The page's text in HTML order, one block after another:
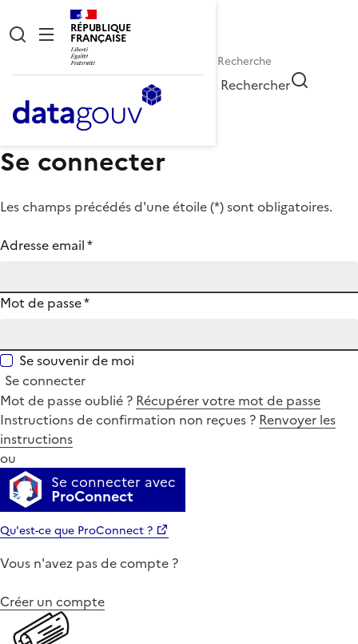
RÉPUBLIQUE
FRANÇAISE
Rechercher
Se connecter
Les champs précédés d'une étoile (*) sont obligatoires.
Adresse email*
Mot de passe*
Se souvenir de moi
Se connecter
Mot de passe oublié ? Récupérer votre mot de passe
Instructions de confirmation non reçues ? Renvoyer les
instructions
ou
Se connecter avec
ProConnect
Qu'est-ce que ProConnect ?
Vous n'avez pas de compte ?
Créer un compte